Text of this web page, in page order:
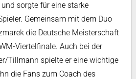
sorgte für eine starke
Gemeinsam mit dem Duo
die Deutsche Meisterschaft
Viertelfinale. Auch bei der
Tillmann spielte er eine wichtige
die Fans zum Coach des